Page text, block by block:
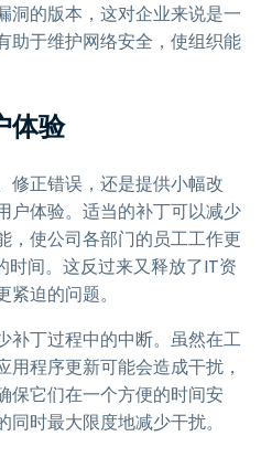
洞的版本，这对企业来说是一
助于维护网络安全，使组织能
体验
修正错误，还是提供小幅改
户体验。适当的补丁可以减少
，使公司各部门的员工工作更
时间。这反过来又释放了IT资
迫的问题。
补丁过程中的中断。虽然在工
程序更新可能会造成干扰，
保它们在一个方便的时间安
时最大限度地减少干扰。